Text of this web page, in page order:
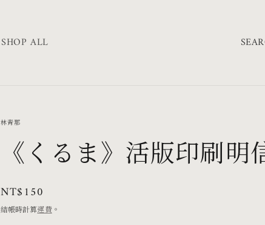
SHOP ALL
林青那
《くるま》活版印刷明
定
價
NT$150
結帳時計算運費。